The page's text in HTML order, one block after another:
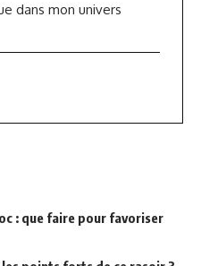
dans mon univers
: que faire pour favoriser